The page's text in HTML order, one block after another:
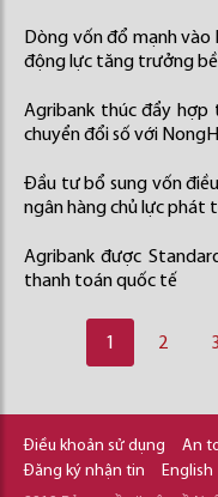
Dòng vốn đổ mạnh vào
động lực tăng trưởng
Agribank thúc đẩy
chuyển đổi số với
Đầu tư bổ sung vốn
ngân hàng chủ lực phát
Agribank được
thanh toán quốc tế
1 2 3
Điều khoản sử dụng An
Đăng ký nhận tin
English